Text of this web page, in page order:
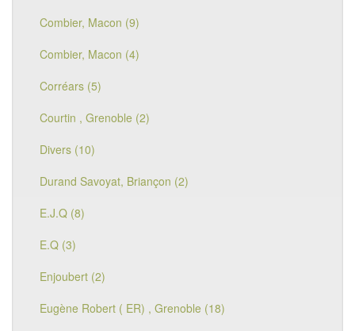
Combier, Macon (9)
Combier, Macon (4)
Corréars (5)
Courtin , Grenoble (2)
Divers (10)
Durand Savoyat, Briançon (2)
E.J.Q (8)
E.Q (3)
Enjoubert (2)
Eugène Robert ( ER) , Grenoble (18)